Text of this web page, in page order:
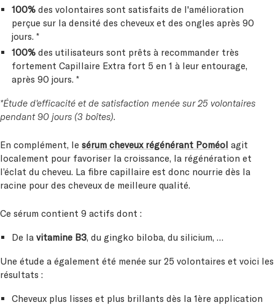
100%des volontaires sont satisfaits de l'amélioration
perçue sur la densité des cheveux et des ongles après 90
jours. *
100%des utilisateurs sont prêts à recommander très
fortement Capillaire Extra fort 5 en 1 à leur entourage,
après 90 jours. *
*Étude d'efficacité et de satisfaction menée sur 25 volontaires
pendant 90 jours (3 boîtes).
En complément, le sérum cheveux régénérant Poméol agit
localement pour favoriser la croissance, la régénération et
l’éclat du cheveu. La fibre capillaire est donc nourrie dès la
racine pour des cheveux de meilleure qualité.
Ce sérum contient 9 actifs dont :
De la vitamine B3, du gingko biloba, du silicium, …
Une étude a également été menée sur 25 volontaires et voici les
résultats :
Cheveux plus lisses et plus brillants dès la 1ère application